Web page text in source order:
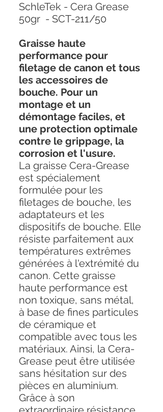
SchleTek - Cera Grease
50gr - SCT-211/50
Graisse haute
performance pour
filetage de canon et tous
les accessoires de
bouche. Pour un
montage et un
démontage faciles, et
une protection optimale
contre le grippage, la
corrosion et l'usure.
La graisse Cera-Grease
est spécialement
formulée pour les
filetages de bouche, les
adaptateurs et les
dispositifs de bouche. Elle
résiste parfaitement aux
températures extrêmes
générées à l'extrémité du
canon. Cette graisse
haute performance est
non toxique, sans métal,
à base de fines particules
de céramique et
compatible avec tous les
matériaux. Ainsi, la Cera-
Grease peut être utilisée
sans hésitation sur des
pièces en aluminium.
Grâce à son